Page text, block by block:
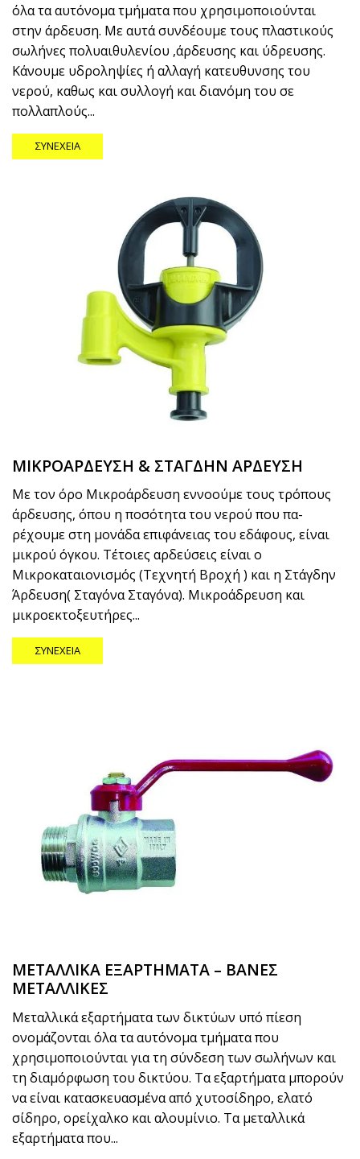
όλα τα αυτόνομα τμήματα που χρησιμοποιούνται
στην άρδευση. Με αυτά συνδέουμε τους πλαστικούς
σωλήνες πολυαιθυλενίου ,άρδευσης και ύδρευσης.
Κάνουμε υδροληψίες ή αλλαγή κατευθυνσης του
νερού, καθως και συλλογή και διανόμη του σε
πολλαπλούς...
ΣΥΝΈΧΕΙΑ
ΜΙΚΡΟΑΡΔΕΥΣΗ & ΣΤΑΓΔΗΝ ΑΡΔΕΥΣΗ
Με τον όρο Μικροάρδευση εννοούμε τους τρόπους
άρδευσης, όπου η ποσότητα του νερού που πα-
ρέχουμε στη μονάδα επιφάνειας του εδάφους, είναι
μικρού όγκου. Τέτοιες αρδεύσεις είναι ο
Μικροκαταιονισμός (Τεχνητή Βροχή ) και η Στάγδην
Άρδευση( Σταγόνα Σταγόνα). Μικροάδρευση και
μικροεκτοξευτήρες...
ΣΥΝΈΧΕΙΑ
ΜΕΤΑΛΛΙΚΑ ΕΞΑΡΤΗΜΑΤΑ – ΒΑΝΕΣ
ΜΕΤΑΛΛΙΚΕΣ
Μεταλλικά εξαρτήματα των δικτύων υπό πίεση
ονομάζονται όλα τα αυτόνομα τμήματα που
χρησιμοποιούνται για τη σύνδεση των σωλήνων και
τη διαμόρφωση του δικτύου. Τα εξαρτήματα μπορούν
να είναι κατασκευασμένα από χυτοσίδηρο, ελατό
σίδηρο, ορείχαλκο και αλουμίνιο. Τα μεταλλικά
εξαρτήματα που...